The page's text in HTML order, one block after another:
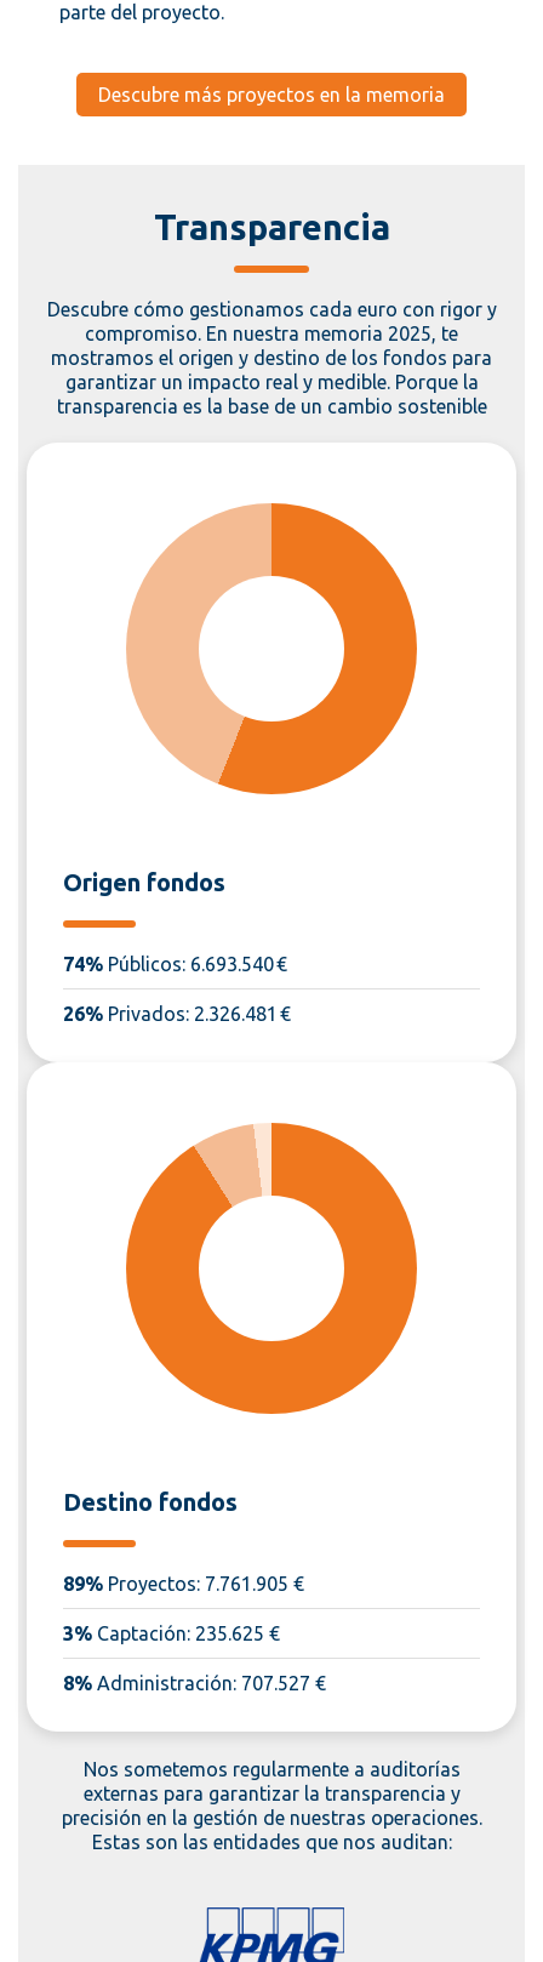
parte del proyecto.
Descubre más proyectos en la memoria
Transparencia
Descubre cómo gestionamos cada euro con rigor y
compromiso. En nuestra memoria 2025, te
mostramos el origen y destino de los fondos para
garantizar un impacto real y medible. Porque la
transparencia es la base de un cambio sostenible
Origen fondos
74% Públicos: 6.693.540 €
26% Privados: 2.326.481 €
Destino fondos
89% Proyectos: 7.761.905 €
3% Captación: 235.625 €
8% Administración: 707.527 €
Nos sometemos regularmente a auditorías
externas para garantizar la transparencia y
precisión en la gestión de nuestras operaciones.
Estas son las entidades que nos auditan: